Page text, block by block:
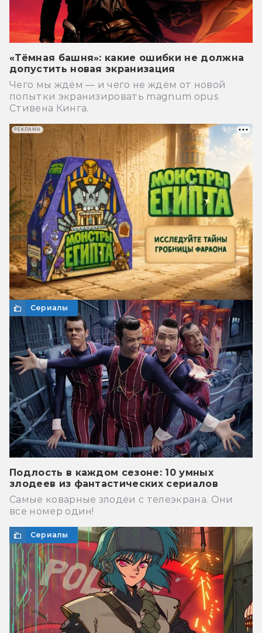
«Тёмная башня»: какие ошибки не должна
допустить новая экранизация
Чего мы ждём — и чего не ждём от новой
попытки экранизировать magnum opus
Стивена Кинга.
Сериалы
Подлость в каждом сезоне: 10 умных
злодеев из фантастических сериалов
Самые коварные злодеи с телеэкрана. Они
все номер один!
Сериалы
РЕКЛАМА